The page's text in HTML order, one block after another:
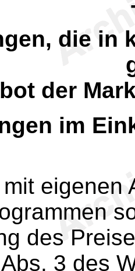
die in
der
im
eigenen
des
Abs. 3 des